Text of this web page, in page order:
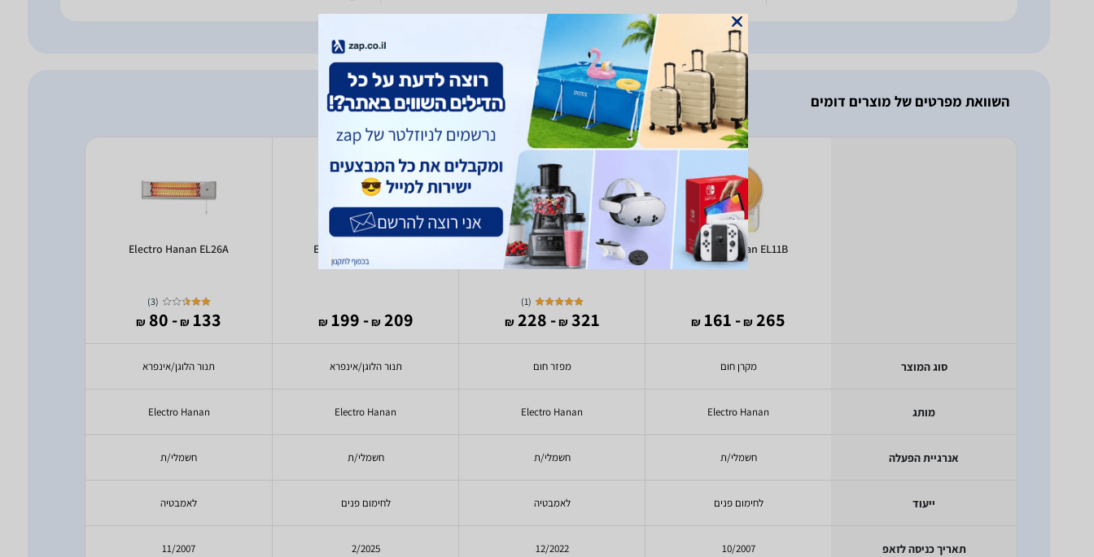
השוואת מפרטים של מוצרים דומים
סוג המוצר
מותג
אנרגיית הפעלה
ייעוד
תאריך כניסה לזאפ
Electro Hanan EL11B
265
₪
- 161
₪
מקרן חום
Electro Hanan
חשמלי/ת
לחימום פנים
10/2007
Electro Hanan EL-22
(
1
)
321
₪
- 228
₪
מפזר חום
Electro Hanan
חשמלי/ת
לאמבטיה
12/2022
Electro Hanan EL2402
209
₪
- 199
₪
תנור הלוגן/אינפרא
Electro Hanan
חשמלי/ת
לחימום פנים
2/2025
Electro Hanan EL26A
(
3
)
133
₪
- 80
₪
תנור הלוגן/אינפרא
Electro Hanan
חשמלי/ת
לאמבטיה
11/2007